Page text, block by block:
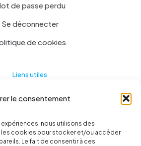
le consentement
nous utilisons des
cookies pour stocker et/ou accéder
Le fait de consentir à ces
de passe perdu
Se déconnecter
de cookies
Liens utiles
Actualités
A propos
Contact